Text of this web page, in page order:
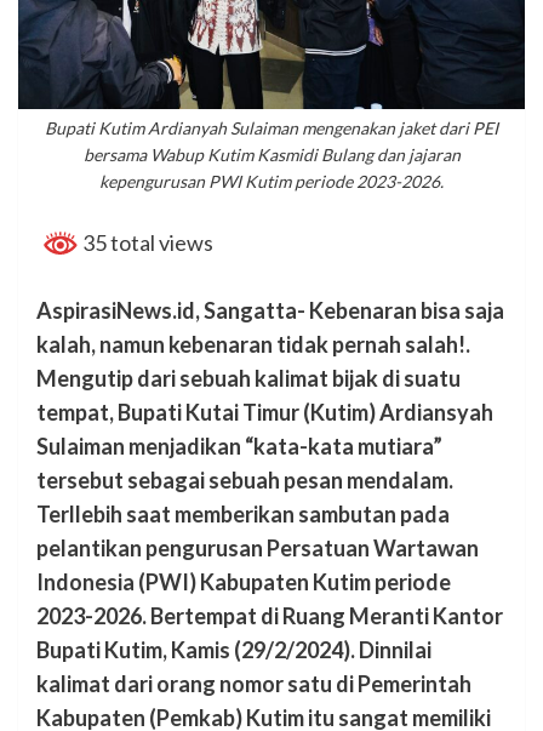
Bupati Kutim Ardianyah Sulaiman mengenakan jaket dari PEI
bersama Wabup Kutim Kasmidi Bulang dan jajaran
kepengurusan PWI Kutim periode 2023-2026.
35 total views
AspirasiNews.id, Sangatta- Kebenaran bisa saja
kalah, namun kebenaran tidak pernah salah!.
Mengutip dari sebuah kalimat bijak di suatu
tempat, Bupati Kutai Timur (Kutim) Ardiansyah
Sulaiman menjadikan “kata-kata mutiara”
tersebut sebagai sebuah pesan mendalam.
Terllebih saat memberikan sambutan pada
pelantikan pengurusan Persatuan Wartawan
Indonesia (PWI) Kabupaten Kutim periode
2023-2026. Bertempat di Ruang Meranti Kantor
Bupati Kutim, Kamis (29/2/2024). Dinnilai
kalimat dari orang nomor satu di Pemerintah
Kabupaten (Pemkab) Kutim itu sangat memiliki